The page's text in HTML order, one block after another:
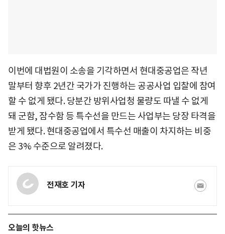
이번에 대법원이 소송을 기각하면서 현대중공업은 작년
말부터 향후 2년간 국가가 진행하는 공공사업 입찰에 참여
할 수 없게 됐다. 당분간 방위사업청 물량도 따낼 수 없게
돼 군함, 잠수함 등 특수선을 만드는 사업부는 당장 타격을
받게 됐다. 현대중공업에서 특수선 매출이 차지하는 비중
은 3% 수준으로 알려졌다.
전재호 기자
오늘의 핫뉴스